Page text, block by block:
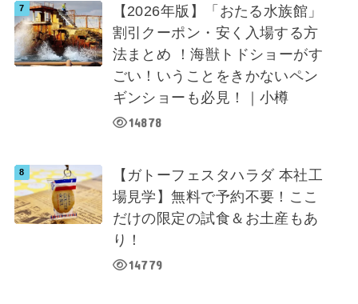
【2026年版】「おたる水族館」
割引クーポン・安く入場する方
法まとめ ！海獣トドショーがす
ごい！いうことをきかないペン
ギンショーも必見！｜小樽
14878
【ガトーフェスタハラダ 本社工
場見学】無料で予約不要！ここ
だけの限定の試食＆お土産もあ
り！
14779